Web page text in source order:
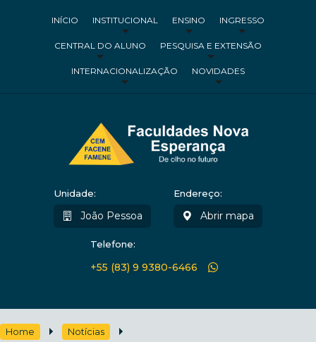
INÍCIO INSTITUCIONAL ENSINO INGRESSO
CENTRAL DO ALUNO PESQUISA E EXTENSÃO
INTERNACIONALIZAÇÃO NOVIDADES
Unidade:
João Pessoa
Endereço:
Abrir mapa
Telefone:
+55 (83) 9 9380-6466
Home
Notícias